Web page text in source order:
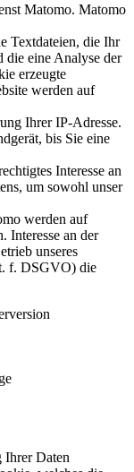
Matomo. Matomo
Textdateien, die Ihr
die eine Analyse der
erzeugte
werden auf
Ihrer IP-Adresse.
bis Sie eine
Interesse an
um sowohl unser
werden auf
Interesse an der
unseres
f. DSGVO) die
Ihrer Daten